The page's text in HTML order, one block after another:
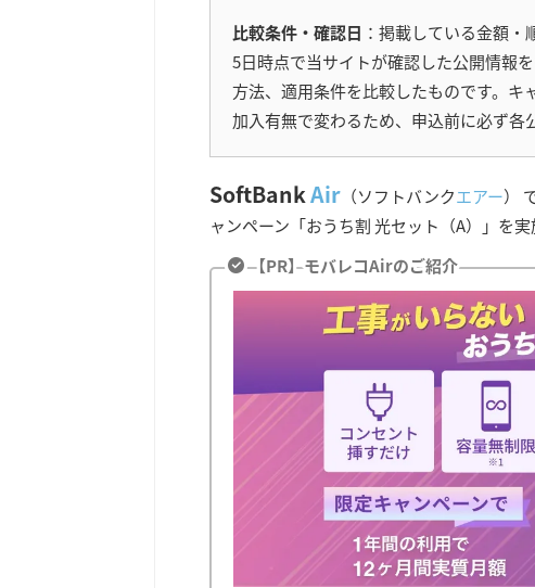
比較条件・確認日 ：掲載している金額
5日時点で当サイトが確認した公開情報
方法、適用条件を比較したものです。キ
加入有無で変わるため、申込前に必ず各
SoftBankAir （ソフトバンクエアー）
ャンペーン「おうち割 光セット（A）」を
【PR】モバレコAirのご紹介